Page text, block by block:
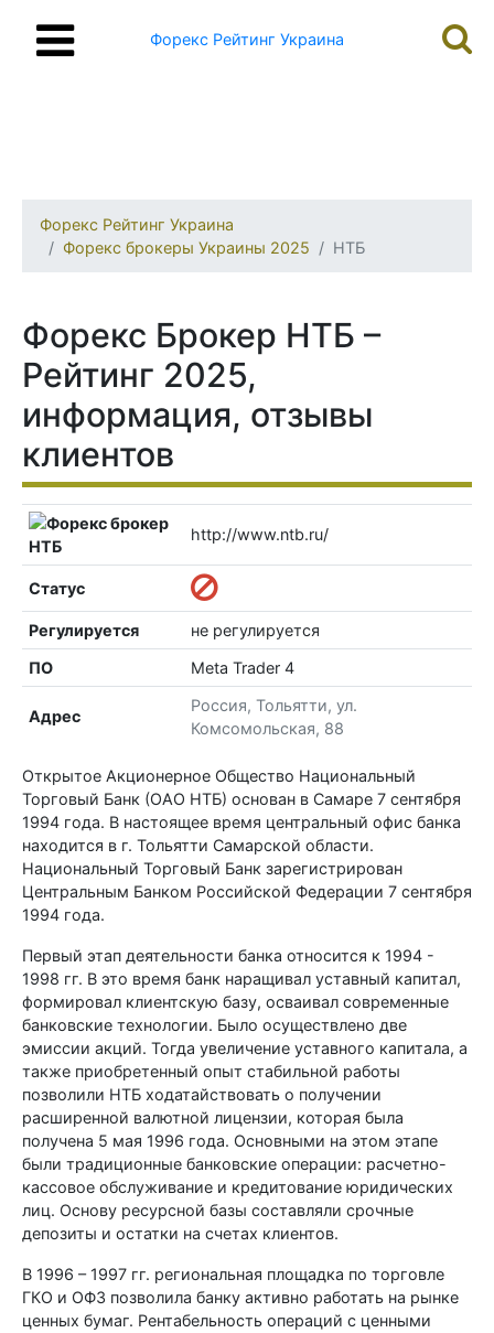
Форекс Рейтинг Украина
Форекс Рейтинг Украина
Форекс брокеры Украины 2025
НТБ
Форекс Брокер НТБ –
Рейтинг 2025,
информация, отзывы
клиентов
http://www.ntb.ru/
Статус
Регулируется
не регулируется
ПО
Meta Trader 4
Адрес
Россия, Тольятти, ул.
Комсомольская, 88
Открытое Акционерное Общество Национальный
Торговый Банк (ОАО НТБ) основан в Самаре 7 сентября
1994 года. В настоящее время центральный офис банка
находится в г. Тольятти Самарской области.
Национальный Торговый Банк зарегистрирован
Центральным Банком Российской Федерации 7 сентября
1994 года.
Первый этап деятельности банка относится к 1994 -
1998 гг. В это время банк наращивал уставный капитал,
формировал клиентскую базу, осваивал современные
банковские технологии. Было осуществлено две
эмиссии акций. Тогда увеличение уставного капитала, а
также приобретенный опыт стабильной работы
позволили НТБ ходатайствовать о получении
расширенной валютной лицензии, которая была
получена 5 мая 1996 года. Основными на этом этапе
были традиционные банковские операции: расчетно-
кассовое обслуживание и кредитование юридических
лиц. Основу ресурсной базы составляли срочные
депозиты и остатки на счетах клиентов.
В 1996 – 1997 гг. региональная площадка по торговле
ГКО и ОФЗ позволила банку активно работать на рынке
ценных бумаг. Рентабельность операций с ценными